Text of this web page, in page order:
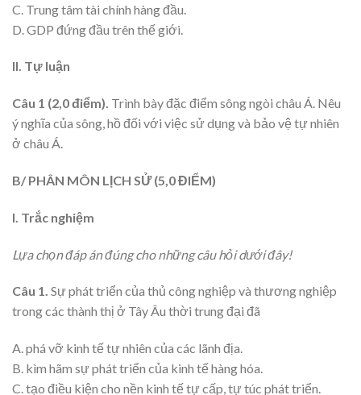
C. Trung tâm tài chính hàng đầu.
D. GDP đứng đầu trên thế giới.
II. Tự luận
Câu 1 (2,0 điểm). Trình bày đặc điểm sông ngòi châu Á. Nêu
ý nghĩa của sông, hồ đối với việc sử dụng và bảo vệ tự nhiên
ở châu Á.
B/ PHÂN MÔN LỊCH SỬ (5,0 ĐIỂM)
I. Trắc nghiệm
Lựa chọn đáp án đúng cho những câu hỏi dưới đây!
Câu 1. Sự phát triển của thủ công nghiệp và thương nghiệp
trong các thành thị ở Tây Âu thời trung đại đã
A. phá vỡ kinh tế tự nhiên của các lãnh địa.
B. kìm hãm sự phát triển của kinh tế hàng hóa.
C. tạo điều kiện cho nền kinh tế tự cấp, tự túc phát triển.